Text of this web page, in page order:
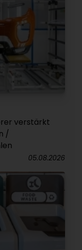
verstärkt
/
05.08.2026